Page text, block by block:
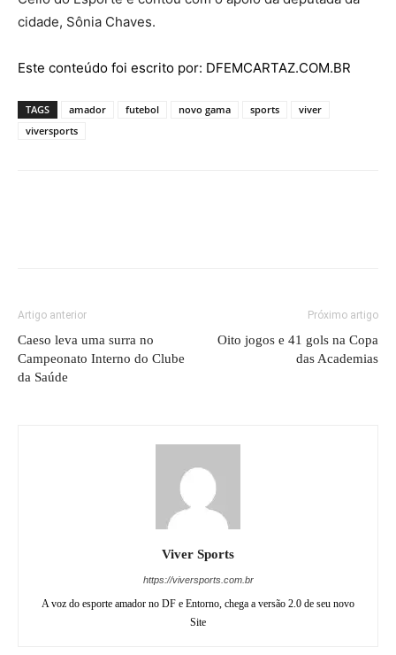
cidade, Sônia Chaves.
Este conteúdo foi escrito por: DFEMCARTAZ.COM.BR
TAGS amador futebol novo gama sports
viver
viversports
Artigo anterior
Caeso leva uma surra no
Campeonato Interno do Clube
da Saúde
Próximo artigo
Oito jogos e 41 gols na Copa
das Academias
Viver Sports
https://viversports.com.br
A voz do esporte amador no DF e Entorno, chega a versão 2.0 de seu novo
Site